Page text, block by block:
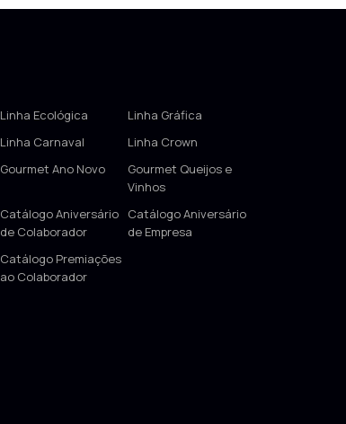
Linha Ecológica
Linha Gráfica
Linha Carnaval
Linha Crown
Gourmet Ano Novo
Gourmet Queijos e
Vinhos
Catálogo Aniversário
de Colaborador
Catálogo Aniversário
de Empresa
Catálogo Premiações
ao Colaborador